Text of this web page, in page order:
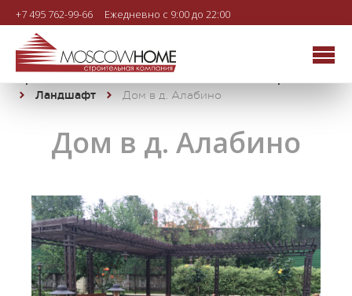
+7 495 762-99-66 Ежедневно с 9:00 до 22:00
Ландшафт
Дом в д. Алабино
Дом в д. Алабино